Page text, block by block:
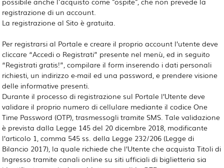
registrazione di un account.
La registrazione al Sito è gratuita.
Per registrarsi al Portale e creare il proprio account l’utente deve
cliccare “Accedi o Registrati” presente nel menù, ed in seguito
“Registrati gratis!”, compilare il form inserendo i dati personali
richiesti, un indirizzo e-mail ed una password, e prendere visione
delle informative presenti.
Durante il processo di registrazione sul Portale l’Utente deve
validare il proprio numero di cellulare mediante il codice One
Time Password (OTP), trasmessogli tramite SMS. Tale validazione
è prevista dalla Legge 145 del 20 dicembre 2018, modificante
l’articolo 1, comma 545 ss. della Legge 232/206 (Legge di
Bilancio 2017), la quale richiede che l’Utente che acquista Titoli di
Ingresso tramite canali online su siti ufficiali di biglietteria sia